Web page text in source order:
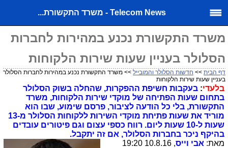
Telecom News - משרד התקשורת...
משרד התקשורת נכנע במהירות לחברות
הסלולר בעניין שעות שירות הלקוחות
דף הבית >> חדשות הסלולר והמובייל >> משרד התקשורת נכנע במהירות לחברות הסלולר
בעניין שעות שירות הלקוחות
בלעדי: בעקבות חשיפת ההפקרות, שהחלה בשוק הסלולר
בתחום שעות הפתיחה של מוקדי שירות הלקוחות, משרד
התקשורת, בלי כל הודעה לציבור, פרסם שימוע, שבו הוא
מוריד את שעות פתיחת מוקדי השירות ללקוחות הסלולר מ-13
שעות ל-10 שעות ליום.
רווח כספי עצום וגם פיטורים עובדים
בהיקף ניכר בחברות הסלולר, אם זה יתקבל.
מאת: אבי וייס, 10.8.16 19:20